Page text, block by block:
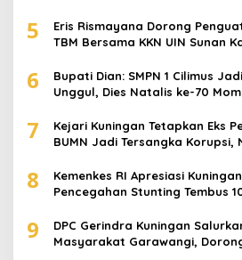
5
Eris Rismayana Dorong
TBM Bersama KKN UIN Sunan
6
Bupati Dian: SMPN 1 Cilimus
Unggul, Dies Natalis ke-70
7
Kejari Kuningan Tetapkan Eks
BUMN Jadi Tersangka Korupsi,
8
Kemenkes RI Apresiasi
Pencegahan Stunting Tembus
9
DPC Gerindra Kuningan
Masyarakat Garawangi,